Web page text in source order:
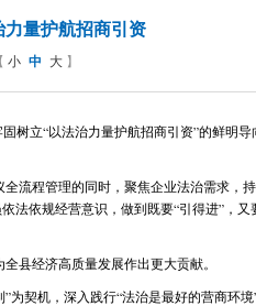
量护航招商引资
小 中 大 】
树立“以法治力量护航招商引资”的鲜明导
流程管理的同时，聚焦企业法治需求，
法依规经营意识，做到既要“引得进”，又
县经济高质量发展作出更大贡献。
契机，深入践行“法治是最好的营商环